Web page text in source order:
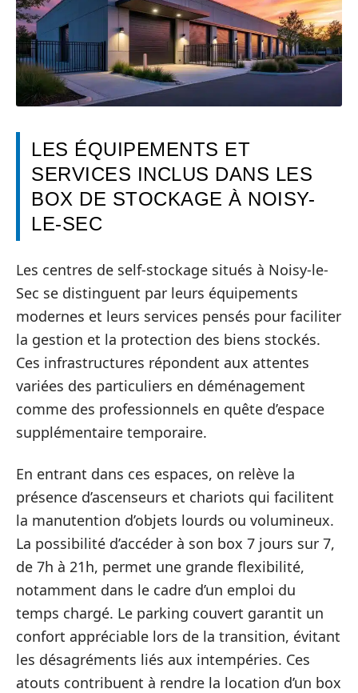
LES ÉQUIPEMENTS ET
SERVICES INCLUS DANS LES
BOX DE STOCKAGE À NOISY-
LE-SEC
Les centres de self-stockage situés à Noisy-le-
Sec se distinguent par leurs équipements
modernes et leurs services pensés pour faciliter
la gestion et la protection des biens stockés.
Ces infrastructures répondent aux attentes
variées des particuliers en déménagement
comme des professionnels en quête d’espace
supplémentaire temporaire.
En entrant dans ces espaces, on relève la
présence d’ascenseurs et chariots qui facilitent
la manutention d’objets lourds ou volumineux.
La possibilité d’accéder à son box 7 jours sur 7,
de 7h à 21h, permet une grande flexibilité,
notamment dans le cadre d’un emploi du
temps chargé. Le parking couvert garantit un
confort appréciable lors de la transition, évitant
les désagréments liés aux intempéries. Ces
atouts contribuent à rendre la location d’un box